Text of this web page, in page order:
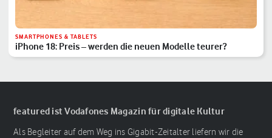
SMARTPHONES & TABLETS
iPhone 18: Preis – werden die neuen Modelle teurer?
featured ist Vodafones Magazin für digitale Kultur
Als Begleiter auf dem Weg ins Gigabit-Zeitalter liefern wir die